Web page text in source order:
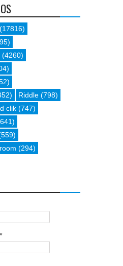
(17816)
(4260)
Riddle (798)
clik (747)
(294)
*